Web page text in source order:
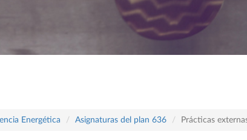
Energética Asignaturas del plan 636 Prácticas